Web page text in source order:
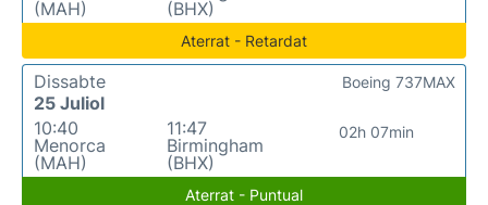
(MAH)
(BHX)
Aterrat - Retardat
Dissabte
25 Juliol
10:40
Menorca
(MAH)
11:47
Birmingham
(BHX)
02h 07min
Boeing 737MAX
Aterrat - Puntual